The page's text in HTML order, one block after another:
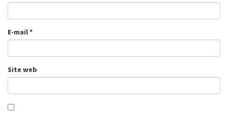
E-mail*
Site web